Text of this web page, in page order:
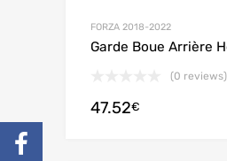
FORZA 2018-2022
Garde Boue Arrière
(0 reviews)
47.52€